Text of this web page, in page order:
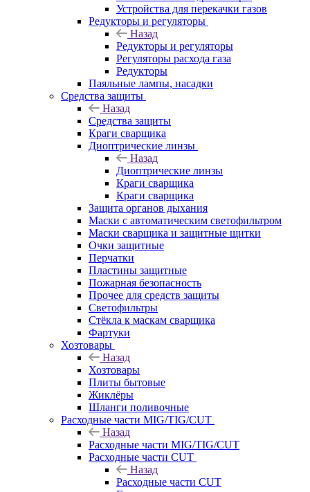
Устройства для перекачки газов
Редукторы и регуляторы
Назад
Редукторы и регуляторы
Регуляторы расхода газа
Редукторы
Паяльные лампы, насадки
Средства защиты
Назад
Средства защиты
Краги сварщика
Диоптрические линзы
Назад
Диоптрические линзы
Краги сварщика
Краги сварщика
Защита органов дыхания
Маски с автоматическим светофильтром
Маски сварщика и защитные щитки
Очки защитные
Перчатки
Пластины защитные
Пожарная безопасность
Прочее для средств защиты
Светофильтры
Стёкла к маскам сварщика
Фартуки
Хозтовары
Назад
Хозтовары
Плиты бытовые
Жиклёры
Шланги поливочные
Расходные части MIG/TIG/CUT
Назад
Расходные части MIG/TIG/CUT
Расходные части CUT
Назад
Расходные части CUT